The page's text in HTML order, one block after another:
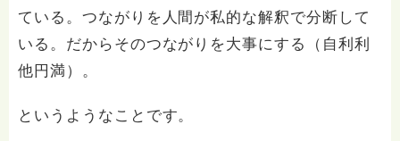
ている。つながりを人間が私的な解釈で分断して
いる。だからそのつながりを大事にする（自利利
他円満）。
というようなことです。